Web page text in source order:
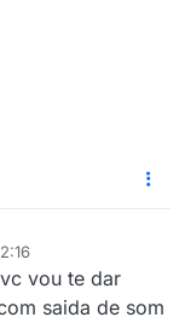
vou te dar
saida de som